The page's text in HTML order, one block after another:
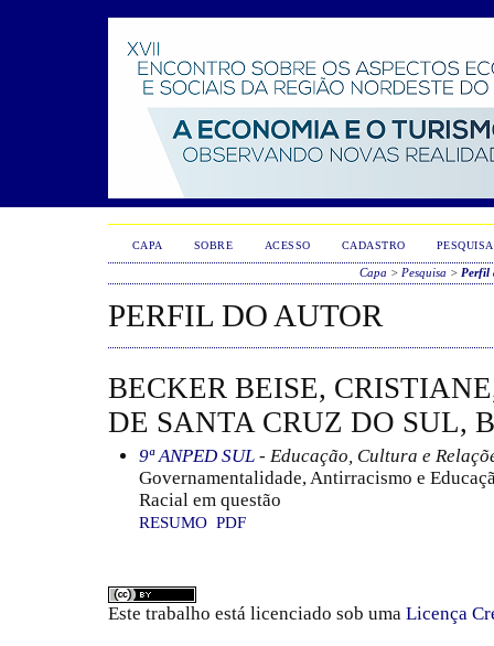
CAPA SOBRE ACESSO CADASTRO PESQUISA
Capa > Pesquisa > Perfil
PERFIL DO AUTOR
BECKER BEISE,
DE SANTA CRUZ DO SUL,
9ª ANPED SUL - Educação, Cultura e
Governamentalidade, Antirracismo e
Racial em questão
RESUMO PDF
Este trabalho está licenciado sob uma Licença